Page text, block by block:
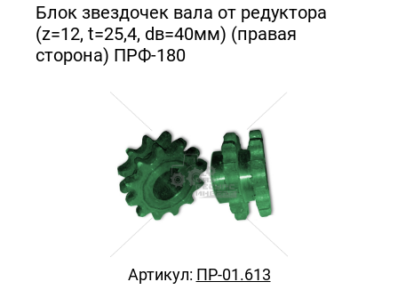
Блок звездочек вала от редуктора
(z=12, t=25,4, dв=40мм) (правая
сторона) ПРФ-180
Артикул: ПР-01.613